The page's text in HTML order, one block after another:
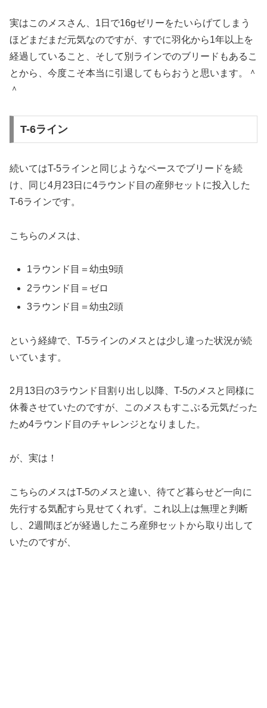
実はこのメスさん、1日で16gゼリーをたいらげてしまう
ほどまだまだ元気なのですが、すでに羽化から1年以上を
経過していること、そして別ラインでのブリードもあるこ
とから、今度こそ本当に引退してもらおうと思います。＾
＾
T-6ライン
続いてはT-5ラインと同じようなペースでブリードを続
け、同じ4月23日に4ラウンド目の産卵セットに投入した
T-6ラインです。
こちらのメスは、
1ラウンド目＝幼虫9頭
2ラウンド目＝ゼロ
3ラウンド目＝幼虫2頭
という経緯で、T-5ラインのメスとは少し違った状況が続
いています。
2月13日の3ラウンド目割り出し以降、T-5のメスと同様に
休養させていたのですが、このメスもすこぶる元気だった
ため4ラウンド目のチャレンジとなりました。
が、実は！
こちらのメスはT-5のメスと違い、待てど暮らせど一向に
先行する気配すら見せてくれず。これ以上は無理と判断
し、2週間ほどが経過したころ産卵セットから取り出して
いたのですが、